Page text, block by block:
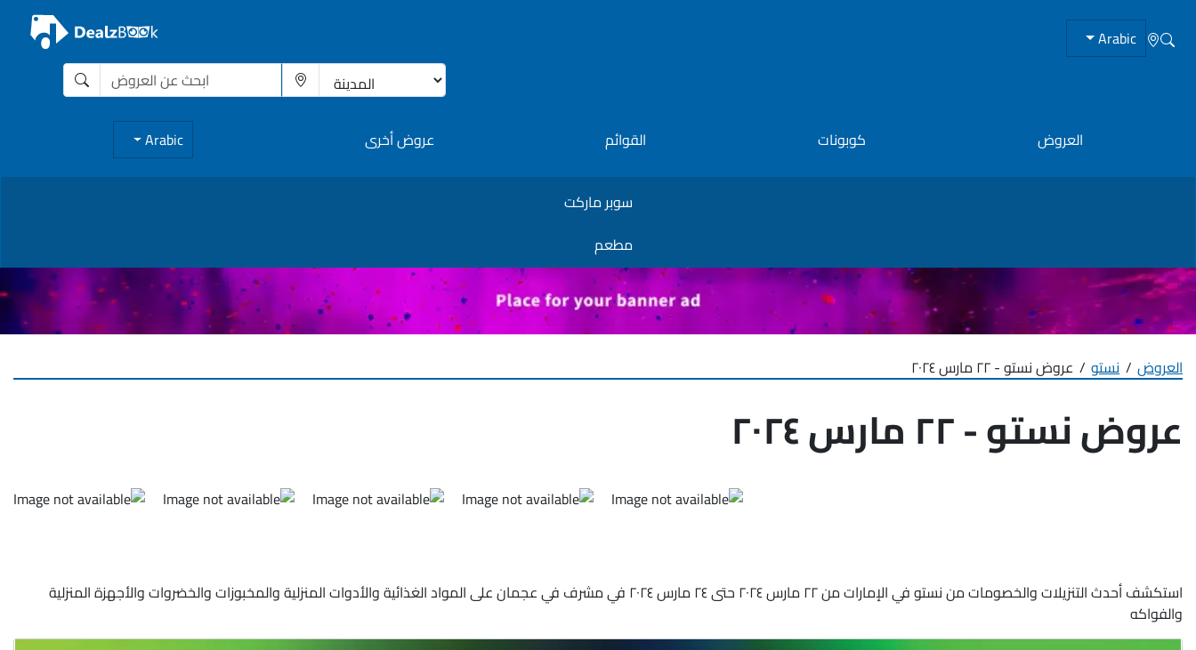
Arabic
العروض كوبونات القوائم عروض أخرى Arabic
سوبر ماركت
مطعم
العروض نستو عروض نستو - ٢٢ مارس ٢٠٢٤
عروض نستو - ٢٢ مارس ٢٠٢٤
استكشف أحدث التنزيلات والخصومات من نستو في الإمارات من ٢٢ مارس ٢٠٢٤ حتى ٢٤ مارس ٢٠٢٤ في مشرف في عجمان على المواد الغذائية والأدوات المنزلية والمخبوزات والخضروات والأجهزة المنزلية
والفواكه